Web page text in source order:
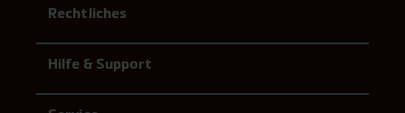
Rechtliches
Hilfe & Support